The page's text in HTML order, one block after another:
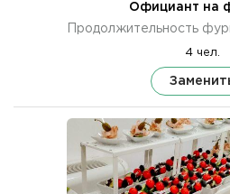
Официант на
Продолжительность
4 чел.